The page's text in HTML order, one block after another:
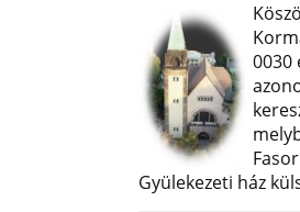
0030
Gyülekezeti ház